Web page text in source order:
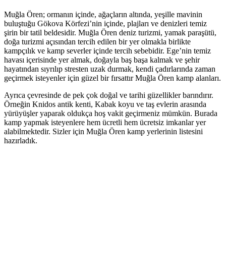
Muğla Ören; ormanın içinde, ağaçların altında, yeşille mavinin
buluştuğu Gökova Körfezi’nin içinde, plajları ve denizleri temiz
şirin bir tatil beldesidir. Muğla Ören deniz turizmi, yamak paraşütü,
doğa turizmi açısından tercih edilen bir yer olmakla birlikte
kampçılık ve kamp severler içinde tercih sebebidir. Ege’nin temiz
havası içerisinde yer almak, doğayla baş başa kalmak ve şehir
hayatından sıyrılıp stresten uzak durmak, kendi çadırlarında zaman
geçirmek isteyenler için güzel bir fırsattır Muğla Ören kamp alanları.
Ayrıca çevresinde de pek çok doğal ve tarihi güzellikler barındırır.
Örneğin Knidos antik kenti, Kabak koyu ve taş evlerin arasında
yürüyüşler yaparak oldukça hoş vakit geçirmeniz mümkün. Burada
kamp yapmak isteyenlere hem ücretli hem ücretsiz imkanlar yer
alabilmektedir. Sizler için Muğla Ören kamp yerlerinin listesini
hazırladık.